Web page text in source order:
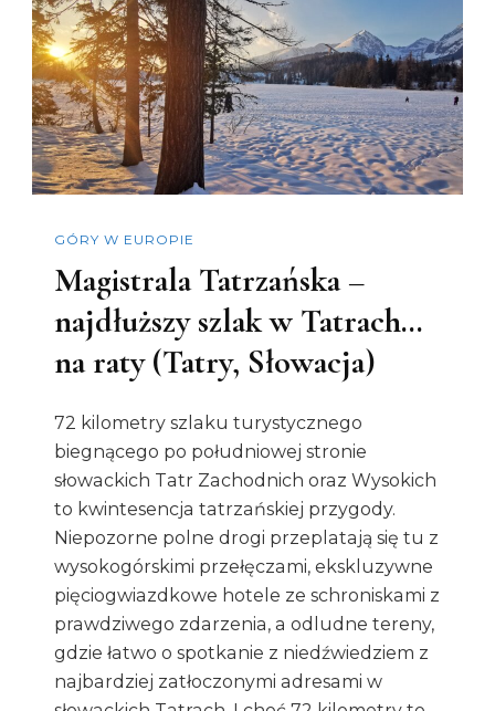
GÓRY W EUROPIE
Magistrala Tatrzańska –
najdłuższy szlak w Tatrach…
na raty (Tatry, Słowacja)
72 kilometry szlaku turystycznego
biegnącego po południowej stronie
słowackich Tatr Zachodnich oraz Wysokich
to kwintesencja tatrzańskiej przygody.
Niepozorne polne drogi przeplatają się tu z
wysokogórskimi przełęczami, ekskluzywne
pięciogwiazdkowe hotele ze schroniskami z
prawdziwego zdarzenia, a odludne tereny,
gdzie łatwo o spotkanie z niedźwiedziem z
najbardziej zatłoczonymi adresami w